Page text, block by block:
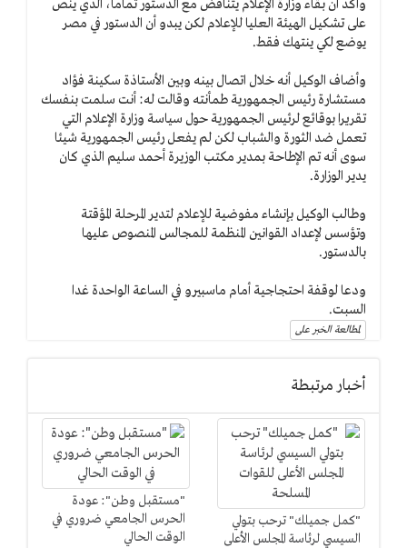
وأكد أن بقاء وزارة الإعلام يتناقض مع الدستور تماما، الذي ينص
على تشكيل الهيئة العليا للإعلام لكن يبدو أن الدستور في مصر
يوضع لكي ينتهك فقط.
وأضاف الوكيل أنه خلال اتصال بينه وبين الأستاذة سكينة فؤاد
مستشارة رئيس الجمهورية طمأنته وقالت له: أنت سلمت بنفسك
تقريرا بوقائع لرئيس الجمهورية حول سياسة وزارة الإعلام التي
تعمل ضد الثورة والشباب لكن لم يفعل رئيس الجمهورية شيئا
سوى أنه تم الإطاحة بمدير مكتب الوزيرة أحمد سليم الذي كان
يدير الوزارة.
وطالب الوكيل بإنشاء مفوضية للإعلام لتدير المرحلة المؤقتة
وتؤسس لإعداد القوانين المنظمة للمجالس المنصوص عليها
بالدستور.
ودعا لوقفة احتجاجية أمام ماسبيرو في الساعة الواحدة غدا
السبت.
لمطالعة الخبر على
أخبار مرتبطة
"كمل جميلك" ترحب بتولي
السيسي لرئاسة المجلس الأعلى
"مستقبل وطن": عودة
الحرس الجامعي ضروري في
الوقت الحالي